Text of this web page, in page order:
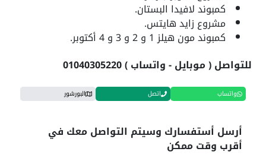
كمبوند لافيدا البستان.
مشروع زايد هايتس.
كمبوند مون هيلز 1 و 2 و 3 و 4 أكتوبر.
للتواصل ( موبايل - واتساب ) 01040305220
واتساب اتصل البورشور
أرسل أستفسارك وسيتم التواصل معك في
أقرب وقت ممكن